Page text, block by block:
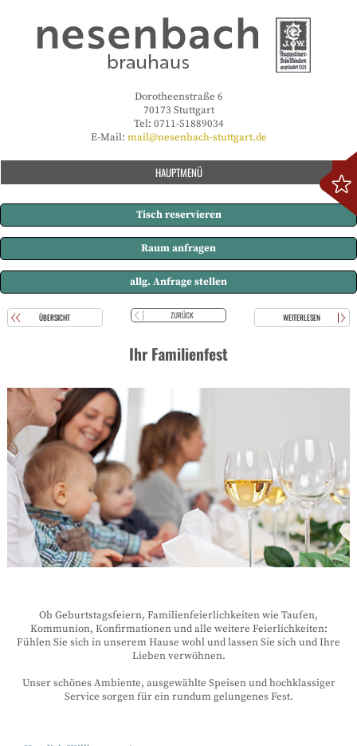
Dorotheenstraße 6
70173 Stuttgart
Tel: 0711-51889034
E-Mail: mail@nesenbach-stuttgart.de
HAUPTMENÜ
Tisch reservieren
Raum anfragen
allg. Anfrage stellen
ÜBERSICHT ZURÜCK WEITERLESEN
Ihr Familienfest
Ob Geburtstagsfeiern, Familienfeierlichkeiten wie Taufen,
Kommunion, Konfirmationen und alle weitere Feierlichkeiten:
Fühlen Sie sich in unserem Hause wohl und lassen Sie sich und Ihre
Lieben verwöhnen.
Unser schönes Ambiente, ausgewählte Speisen und hochklassiger
Service sorgen für ein rundum gelungenes Fest.